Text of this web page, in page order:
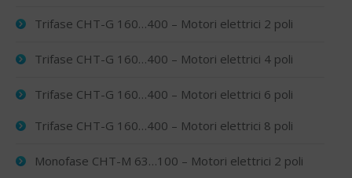
Trifase CHT-G 160…400 – Motori elettrici 2 poli
Trifase CHT-G 160…400 – Motori elettrici 4 poli
Trifase CHT-G 160…400 – Motori elettrici 6 poli
Trifase CHT-G 160…400 – Motori elettrici 8 poli
Monofase CHT-M 63…100 – Motori elettrici 2 poli